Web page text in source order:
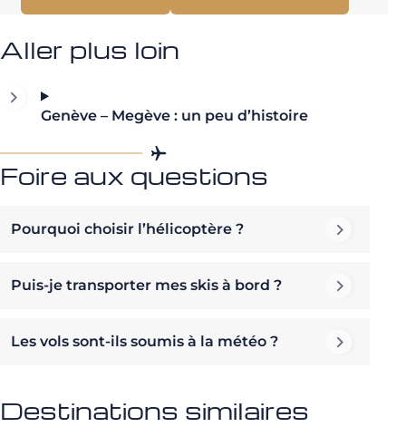
Aller plus loin
Genève – Megève : un peu d’histoire
Foire aux questions
Pourquoi choisir l’hélicoptère ?
Puis-je transporter mes skis à bord ?
Les vols sont-ils soumis à la météo ?
Destinations similaires